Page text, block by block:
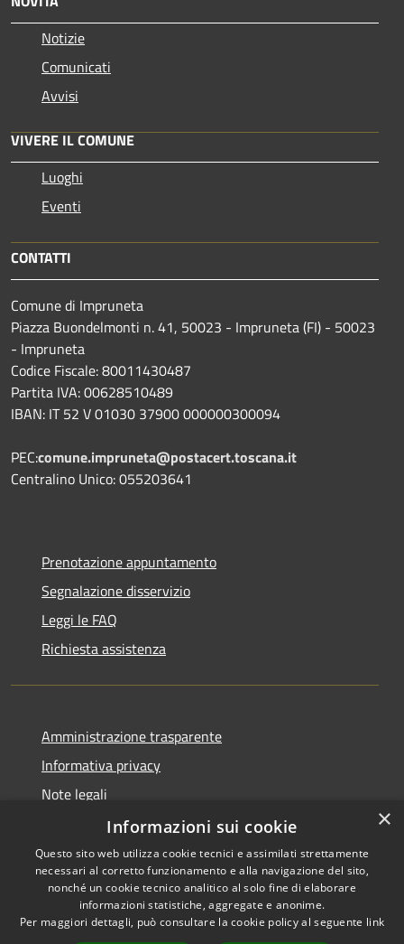
Notizie
Comunicati
Avvisi
VIVERE IL COMUNE
Luoghi
Eventi
CONTATTI
Comune di Impruneta
Piazza Buondelmonti n. 41, 50023 - Impruneta (FI) - 50023
- Impruneta
Codice Fiscale: 80011430487
Partita IVA: 00628510489
IBAN: IT 52 V 01030 37900 000000300094
PEC:comune.impruneta@postacert.toscana.it
Centralino Unico: 055203641
Prenotazione appuntamento
Segnalazione disservizio
Leggi le FAQ
Richiesta assistenza
Amministrazione trasparente
Informativa privacy
Note legali
Dichiarazione di accessibilità
RSS
Accessibilità
Copyright © 2026 • Comune di
Impruneta • Powered by
×
Informazioni sui cookie
Questo sito web utilizza cookie tecnici e assimilati strettamente
necessari al corretto funzionamento e alla navigazione del sito,
nonché un cookie tecnico analitico al solo fine di elaborare
informazioni statistiche, aggregate e anonime.
Per maggiori dettagli, può consultare la cookie policy al seguente link